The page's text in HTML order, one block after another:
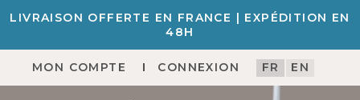
LIVRAISON OFFERTE EN FRANCE | EXPÉDITION EN
48H
MON COMPTE CONNEXION FR EN